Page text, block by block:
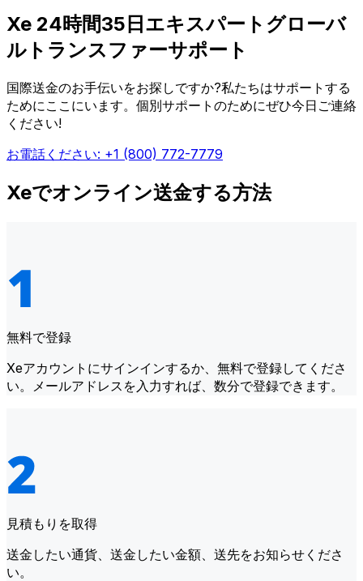
Xe 24時間35日エキスパートグローバ
ルトランスファーサポート
国際送金のお手伝いをお探しですか?私たちはサポートする
ためにここにいます。個別サポートのためにぜひ今日ご連絡
ください!
お電話ください: +1 (800) 772-7779
Xeでオンライン送金する方法
無料で登録
Xeアカウントにサインインするか、無料で登録してくださ
い。メールアドレスを入力すれば、数分で登録できます。
見積もりを取得
送金したい通貨、送金したい金額、送先をお知らせくださ
い。